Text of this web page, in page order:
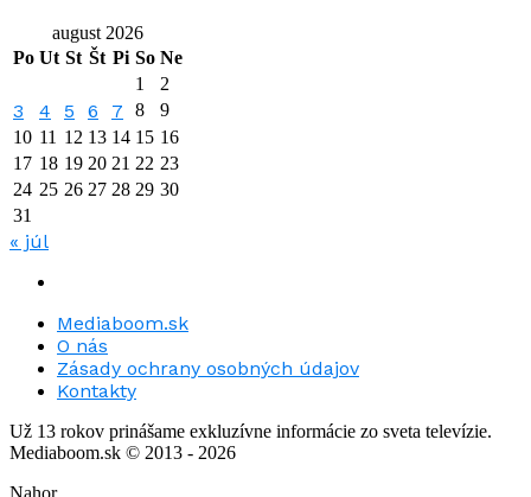
august 2026
Po Ut St Št Pi So Ne
1
2
3 4 5 6 7 8
9
10 11 12 13 14 15 16
17 18 19 20 21 22 23
24 25 26 27 28 29 30
31
« júl
Mediaboom.sk
O nás
Zásady ochrany osobných údajov
Kontakty
Už 13 rokov prinášame exkluzívne informácie zo sveta televízie.
Mediaboom.sk © 2013 - 2026